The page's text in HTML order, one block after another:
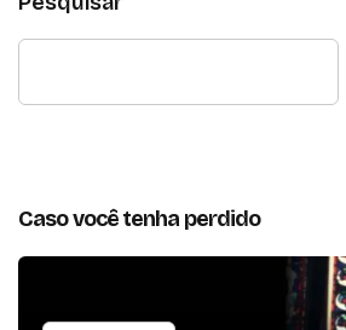
Caso você tenha perdido